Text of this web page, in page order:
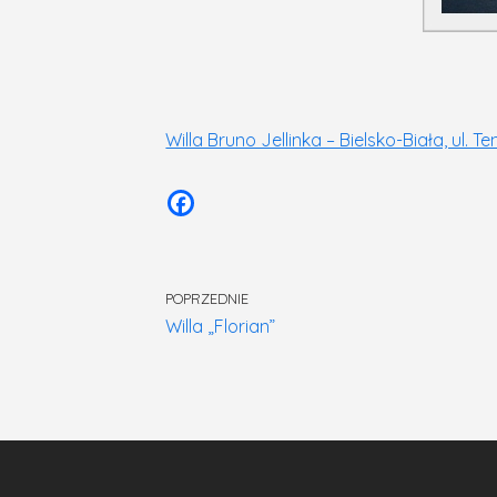
Willa Bruno Jellinka – Bielsko-Biała, ul.
POPRZEDNIE
Willa „Florian”